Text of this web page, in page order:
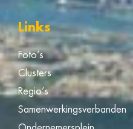
Links
Foto’s
Clusters
Regio’s
Samenwerkingsverbanden